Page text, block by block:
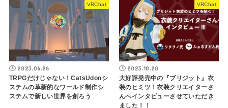
VRChat
2023.06.26
TRPGだけじゃない！CatsUdonシ
ステムの革新的なワールド制作シ
ステムで新しい世界を創ろう
VRChat
2023.10.20
大好評発売中の『ブリジット』衣
装のヒミツ！衣装クリエイターさ
んへインタビューさせていただき
ました！！